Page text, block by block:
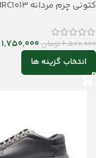
کتونی چرم مردانه MRC1013
6,500,000تومان1,750,000
انتخاب گزینه ها